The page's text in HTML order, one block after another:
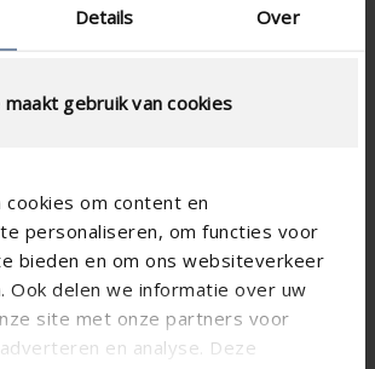
Details Over
gebruik van cookies
cookies om content en
personaliseren, om functies voor
bieden en om ons websiteverkeer
Ook delen we informatie over uw
site met onze partners voor
en analyse. Deze